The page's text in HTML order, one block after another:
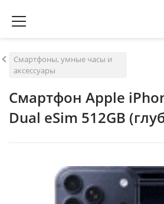
Смартфоны, умные часы и
аксессуары
Смартфон Apple
Dual eSim 512GB